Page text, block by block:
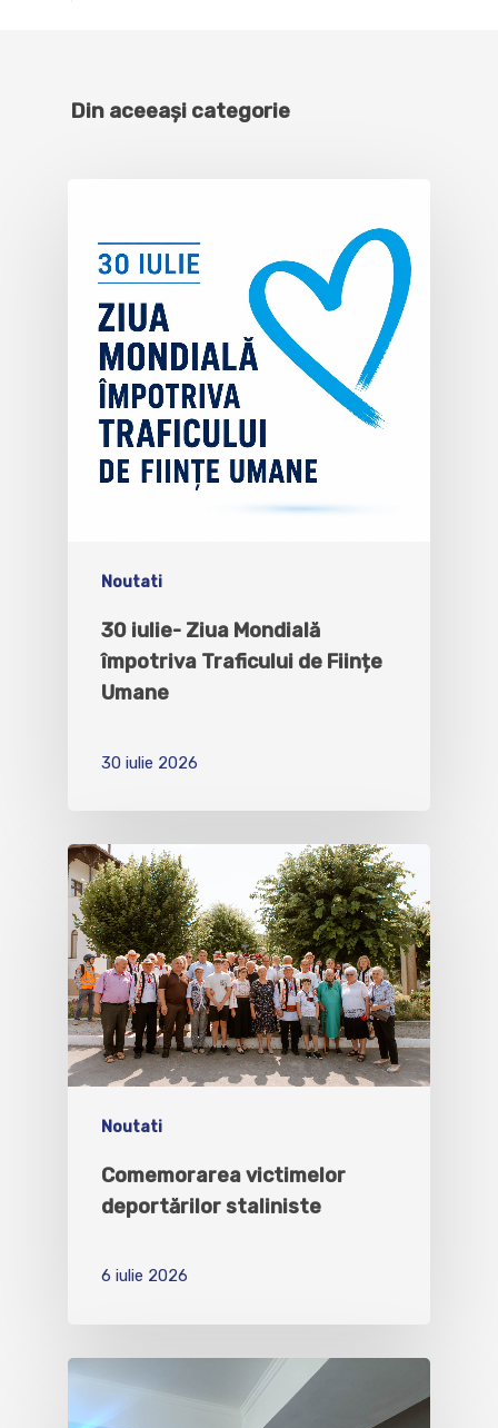
Din aceeași categorie
Noutati
30 iulie- Ziua Mondială
împotriva Traficului de Ființe
Umane
30 iulie 2026
Noutati
Comemorarea victimelor
deportărilor staliniste
6 iulie 2026